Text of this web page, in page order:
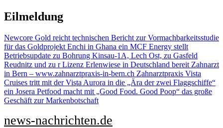
Zu
Inhalten
Eilmeldung
Newcore Gold reicht technischen Bericht zur Vormachbarkeitsstudie
für das Goldprojekt Enchi in Ghana ein MCF Energy stellt
Betriebsupdate zu Bohrung Kinsau-1A, Lech Ost, zu Gasfeld
Reudnitz und zu r Lizenz Erlenwiese in Deutschland bereit Zahnarzt
in Bern – www.zahnarztpraxis-in-bern.ch Zahnarztpraxis Vista
Cruises tritt mit der Vista Aurora in die „Ära der zwei Flaggschiffe“
ein Josera Petfood macht mit „Good Food. Good Poop“ das große
Geschäft zur Markenbotschaft
news-nachrichten.de